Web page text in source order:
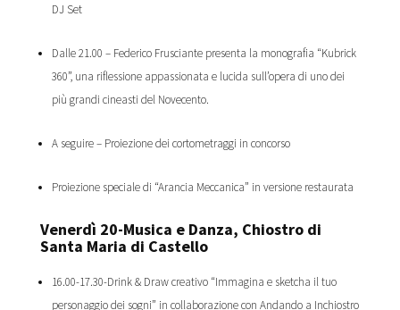
DJ Set
Dalle 21.00 – Federico Frusciante presenta la monografia “Kubrick
360”, una riflessione appassionata e lucida sull’opera di uno dei
più grandi cineasti del Novecento.
A seguire – Proiezione dei cortometraggi in concorso
Proiezione speciale di “Arancia Meccanica” in versione restaurata
Venerdì 20-Musica e Danza, Chiostro di
Santa Maria di Castello
16.00-17.30-Drink & Draw creativo “Immagina e sketcha il tuo
personaggio dei sogni” in collaborazione con Andando a Inchiostro